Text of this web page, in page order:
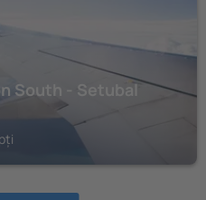
South - Setubal